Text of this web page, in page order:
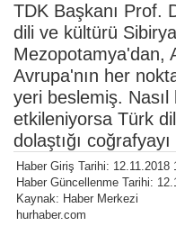
TDK Başkanı Prof.
dili ve kültürü
Mezopotamya'dan,
Avrupa'nın her
yeri beslemiş. Nasıl
etkileniyorsa Türk
dolaştığı
Haber Giriş Tarihi: 12.11.2018
Haber Güncellenme Tarihi:
Kaynak: Haber Merkezi
hurhaber.com